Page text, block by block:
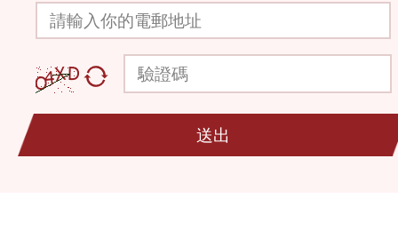
請輸入你的電郵地址
驗證碼
送出